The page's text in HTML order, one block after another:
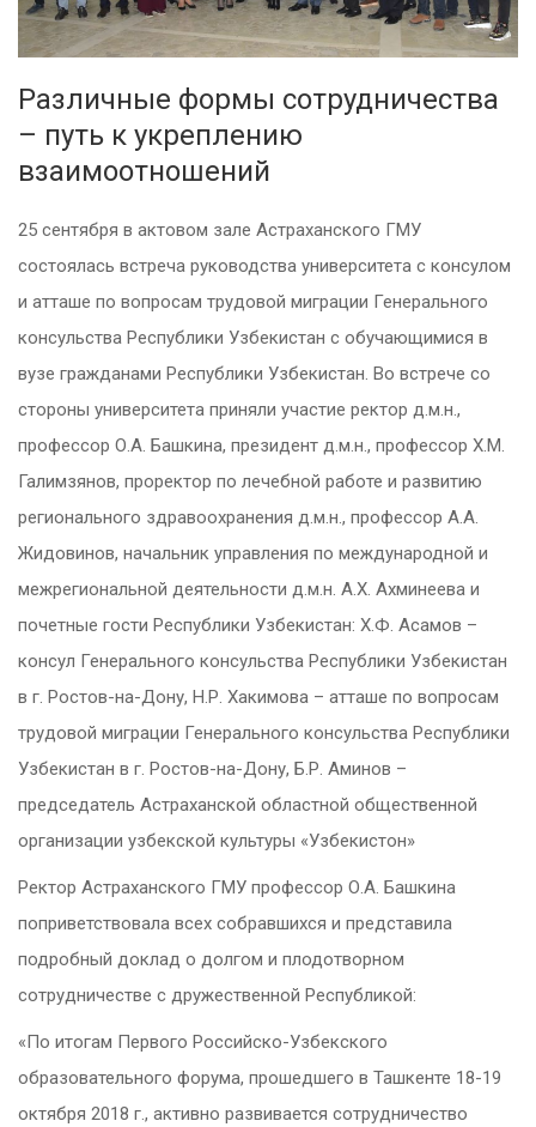
Различные формы сотрудничества
– путь к укреплению
взаимоотношений
25 сентября в актовом зале Астраханского ГМУ
состоялась встреча руководства университета с консулом
и атташе по вопросам трудовой миграции Генерального
консульства Республики Узбекистан с обучающимися в
вузе гражданами Республики Узбекистан. Во встрече со
стороны университета приняли участие ректор д.м.н.,
профессор О.А. Башкина, президент д.м.н., профессор Х.М.
Галимзянов, проректор по лечебной работе и развитию
регионального здравоохранения д.м.н., профессор А.А.
Жидовинов, начальник управления по международной и
межрегиональной деятельности д.м.н. А.Х. Ахминеева и
почетные гости Республики Узбекистан: Х.Ф. Асамов –
консул Генерального консульства Республики Узбекистан
в г. Ростов-на-Дону, Н.Р. Хакимова – атташе по вопросам
трудовой миграции Генерального консульства Республики
Узбекистан в г. Ростов-на-Дону, Б.Р. Аминов –
председатель Астраханской областной общественной
организации узбекской культуры «Узбекистон»
Ректор Астраханского ГМУ профессор О.А. Башкина
поприветствовала всех собравшихся и представила
подробный доклад о долгом и плодотворном
сотрудничестве с дружественной Республикой:
«По итогам Первого Российско-Узбекского
образовательного форума, прошедшего в Ташкенте 18-19
октября 2018 г., активно развивается сотрудничество